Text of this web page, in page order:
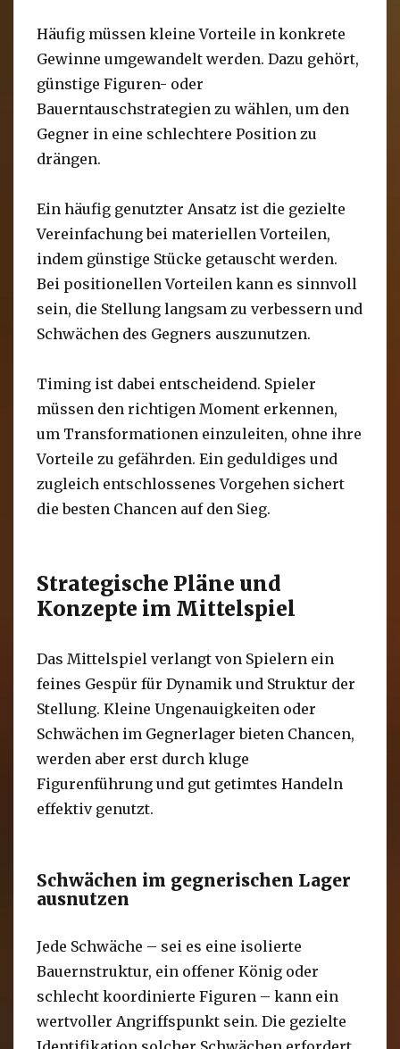
Häufig müssen kleine Vorteile in konkrete
Gewinne umgewandelt werden. Dazu gehört,
günstige Figuren- oder
Bauerntauschstrategien zu wählen, um den
Gegner in eine schlechtere Position zu
drängen.
Ein häufig genutzter Ansatz ist die gezielte
Vereinfachung bei materiellen Vorteilen,
indem günstige Stücke getauscht werden.
Bei positionellen Vorteilen kann es sinnvoll
sein, die Stellung langsam zu verbessern und
Schwächen des Gegners auszunutzen.
Timing ist dabei entscheidend. Spieler
müssen den richtigen Moment erkennen,
um Transformationen einzuleiten, ohne ihre
Vorteile zu gefährden. Ein geduldiges und
zugleich entschlossenes Vorgehen sichert
die besten Chancen auf den Sieg.
Strategische Pläne und
Konzepte im Mittelspiel
Das Mittelspiel verlangt von Spielern ein
feines Gespür für Dynamik und Struktur der
Stellung. Kleine Ungenauigkeiten oder
Schwächen im Gegnerlager bieten Chancen,
werden aber erst durch kluge
Figurenführung und gut getimtes Handeln
effektiv genutzt.
Schwächen im gegnerischen Lager
ausnutzen
Jede Schwäche – sei es eine isolierte
Bauernstruktur, ein offener König oder
schlecht koordinierte Figuren – kann ein
wertvoller Angriffspunkt sein. Die gezielte